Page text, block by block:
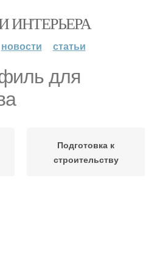
ИНТЕРЬЕРА
новости статьи
для
Подготовка к
строительству